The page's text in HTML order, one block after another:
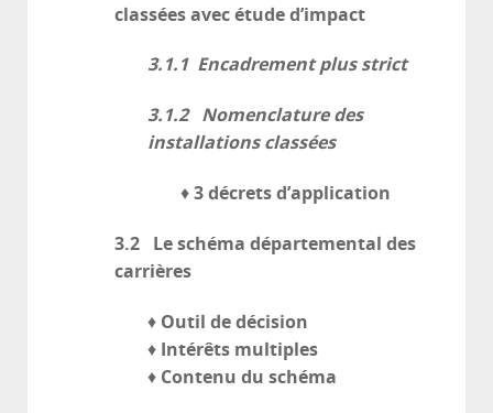
classées avec étude d’impact
3.1.1 Encadrement plus strict
3.1.2 Nomenclature des
installations classées
♦ 3 décrets d’application
3.2 Le schéma départemental des
carrières
♦ Outil de décision
♦ Intérêts multiples
♦ Contenu du schéma